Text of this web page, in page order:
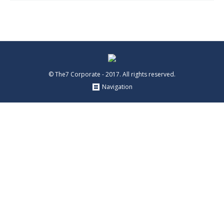
© The7 Corporate - 2017. All rights reserved.
Navigation